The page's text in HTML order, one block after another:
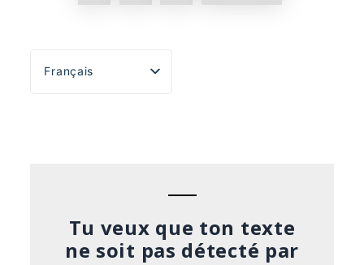
Français
English
Tu veux que ton texte
ne soit pas détecté par